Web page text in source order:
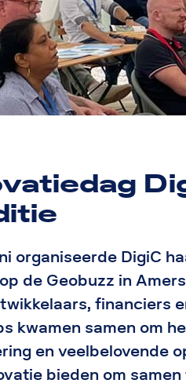
organiseerde DigiC
de Geobuzz in
financiers
kwamen samen om
en veelbelovende
bieden om